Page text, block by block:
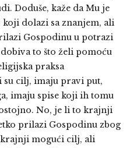
Doduše, kaže da Mu je
dolazi sa znanjem, ali
Gospodinu u potrazi
to što želi pomoću
praksa
cilj, imaju pravi put,
imaju spise koji ih tomu
No, je li to krajnji
prilazi Gospodinu zbog
krajnji mogući cilj, ali